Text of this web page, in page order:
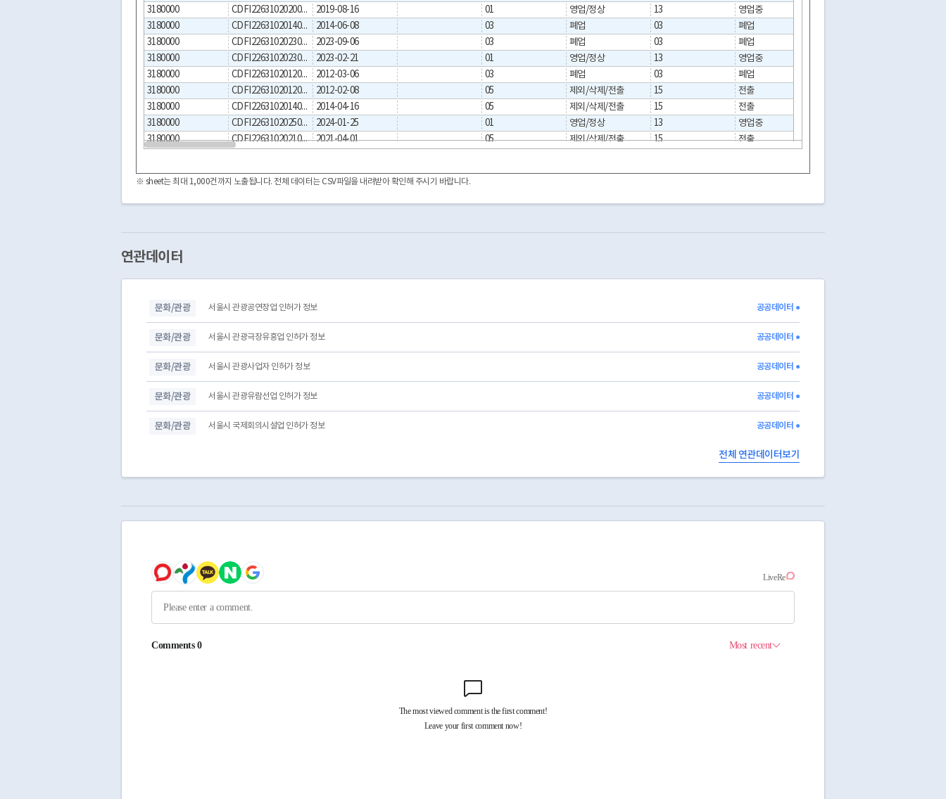
3180000
CDFI2263102020000003 2019-08-16 01 영업/정상 13
영업중
3180000
CDFI2263102014000003 2014-06-08 03 폐업 03 폐업
3180000
CDFI2263102023000007 2023-09-06 03 폐업 03 폐업
3180000
CDFI2263102023000002 2023-02-21 01 영업/정상 13
영업중
3180000
CDFI2263102012000001 2012-03-06 03 폐업 03 폐업
3180000
CDFI2263102012000002 2012-02-08 05 제외/삭제/전출 15 전출
3180000
CDFI2263102014000001 2014-04-16 05 제외/삭제/전출 15 전출
3180000
CDFI2263102025000009 2024-01-25 01 영업/정상 13
영업중
3180000
CDFI2263102021000001 2021-04-01 05 제외/삭제/전출 15 전출
3180000
CDFI2263102024000006 2024-08-07 01 영업/정상 13
영업중
3180000
CDFI2263102020000007 2020-05-27
3180000
CDFI2263102025000001 2025-02-03 01 영업/정상 13
영업중
3180000
CDFI2263102020000001 2020-01-08 05 제외/삭제/전출 15 전출
3180000
3180000
2019-05-31
영업중
3180000
CDFI2263102025000003 2015-06-29 영업중
※ sheet는 최대 1,000건까지 노출됩니다. 전체 데이터는 CSV파일을 내려받아 확인해 주시기 바랍니다.
연관데이터
문화/관광 서울시 관광공연장업 인허가 정보 공공데이터 ●
문화/관광 서울시 관광극장유흥업 인허가 정보 공공데이터 ●
문화/관광 서울시 관광사업자 인허가 정보 공공데이터 ●
문화/관광 서울시 관광유람선업 인허가 정보 공공데이터 ●
문화/관광 서울시 국제회의시설업 인허가 정보 공공데이터 ●
전체 연관데이터보기